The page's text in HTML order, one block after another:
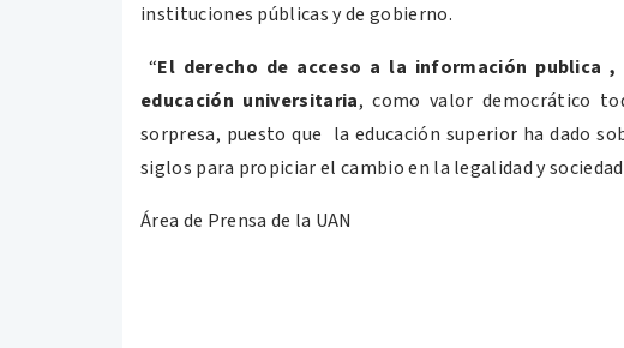
instituciones públicas y de gobierno.
“El derecho de acceso a la información publica
educación universitaria, como valor democrático
sorpresa, puesto que la educación superior ha dado
siglos para propiciar el cambio en la legalidad y
Área de Prensa de la UAN